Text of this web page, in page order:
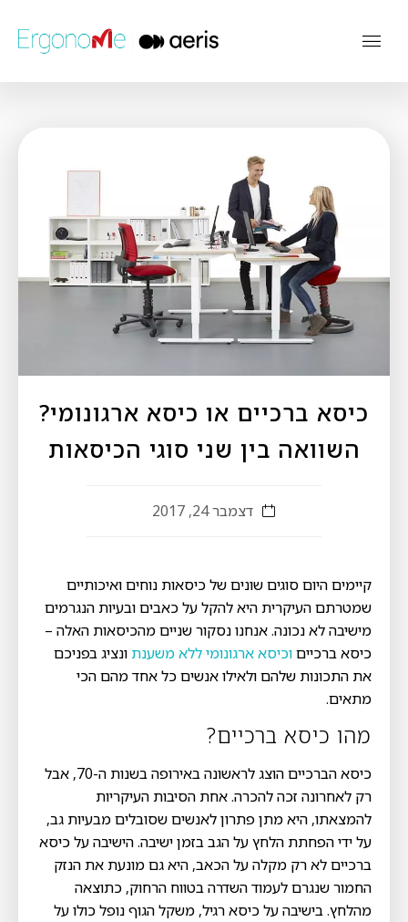
כיסא ברכיים או כיסא ארגונומי?
השוואה בין שני סוגי הכיסאות
דצמבר 24, 2017
קיימים היום סוגים שונים של כיסאות נוחים ואיכותיים
שמטרתם העיקרית היא להקל על כאבים ובעיות הנגרמים
מישיבה לא נכונה. אנחנו נסקור שניים מהכיסאות האלה –
כיסא ברכייםוכיסא ארגונומי ללא משענת ונציג בפניכם
את התכונות שלהם ולאילו אנשים כל אחד מהם הכי
מתאים.
מהו כיסא ברכיים?
כיסא הברכיים הוצג לראשונה באירופה בשנות ה-70, אבל
רק לאחרונה זכה להכרה. אחת הסיבות העיקריות
להמצאתו, היא מתן פתרון לאנשים שסובלים מבעיות גב,
על ידי הפחתת הלחץ על הגב בזמן ישיבה. הישיבה על כיסא
ברכיים לא רק מקלה על הכאב, היא גם מונעת את הנזק
החמור שנגרם לעמוד השדרה בטווח הרחוק, כתוצאה
מהלחץ. בישיבה על כיסא רגיל, משקל הגוף נופל כולו על